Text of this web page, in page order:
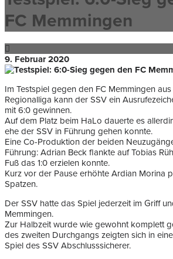
FC Memmingen
9. Februar 2020
Im Testspiel gegen den FC Memmingen
Regionalliga kann der SSV ein
mit 6:0 gewinnen.
Auf dem Platz beim HaLo dauerte es
ehe der SSV in Führung gehen konnte.
Eine Co-Produktion der beiden
Führung: Adrian Beck flankte auf Tobias
Fuß das 1:0 erzielen konnte.
Kurz vor der Pause erhöhte Ardian Morina
Spatzen.
Der SSV hatte das Spiel jederzeit im Griff
Memmingen.
Zur Halbzeit wurde wie gewohnt komplett
des zweiten Durchgangs zeigten sich in
Spiel des SSV Abschlusssicherer.